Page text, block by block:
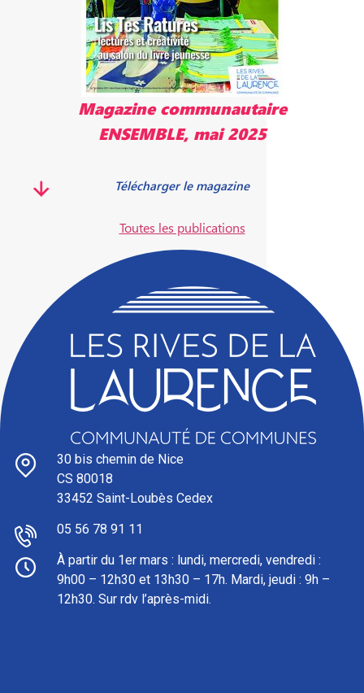
30 bis chemin de Nice
CS 80018
33452 Saint-Loubès Cedex
05 56 78 91 11
À partir du 1er mars : l undi, mercredi, vendredi :
9h00 – 12h30 et 13h30 – 17h. Mardi, jeudi : 9h –
12h30. Sur rdv l’après-midi.
Magazine communautaire
ENSEMBLE, mai 2025
Télécharger le magazine
Toutes les publications